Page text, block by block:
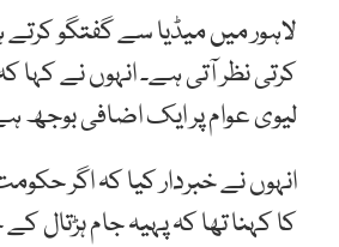
لاہور میں میڈیا سے گفتگو
لیوی عوام پر ایک اضافی بوجھ
انہوں نے خبردار کیا کہ اگر
کا کہنا تھا کہ پہیہ جام